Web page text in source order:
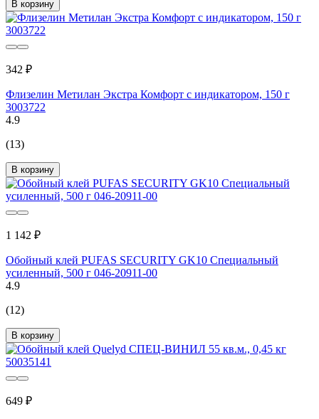
В корзину
342 ₽
Флизелин Метилан Экстра Комфорт с индикатором, 150 г
3003722
4.9
(13)
В корзину
1 142 ₽
Обойный клей PUFAS SECURITY GK10 Специальный
усиленный, 500 г 046-20911-00
4.9
(12)
В корзину
649 ₽